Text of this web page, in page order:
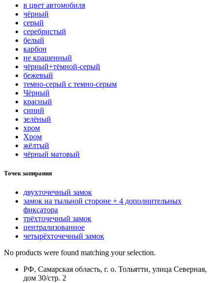
в цвет автомобиля
чёрный
серый
серебристый
белый
карбон
нe кpaшeнный
чёрный+тёмной-серый
бежевый
темно-серый с темно-серым
Чёрный
красный
синий
зелёный
хром
Хром
жёлтый
чёрный матовый
Точек запирания
двухточечный замок
замок на тыльной стороне + 4 дополнительных
фиксатора
трёхточечный замок
централизованное
четырёхточечный замок
No products were found matching your selection.
РФ, Самарская область, г. о. Тольятти, улица Северная,
дом 30/стр. 2